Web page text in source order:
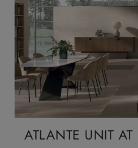
ATLANTE UNIT AT